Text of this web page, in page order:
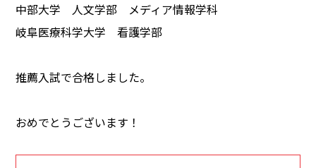
中部大学 人文学部 メディア情報学科
岐阜医療科学大学 看護学部
推薦入試で合格しました。
おめでとうございます！